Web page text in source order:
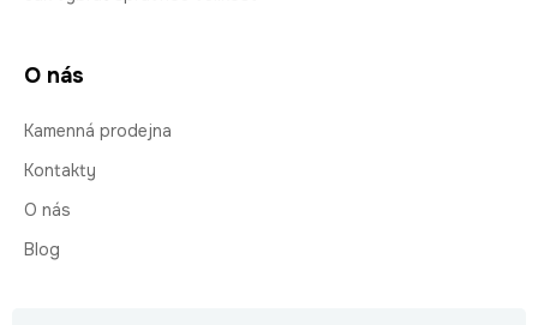
O nás
Kamenná prodejna
Kontakty
O nás
Blog